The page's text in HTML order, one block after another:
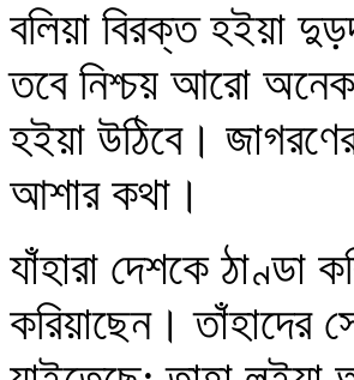
বলিয়া বিরক্ত হইয়া
তবে নিশ্চয় আরো অনেক
হইয়া উঠিবে।
আশার কথা।
যাঁহারা দেশকে ঠাণ্ডা
করিয়াছেন। তাঁহাদের